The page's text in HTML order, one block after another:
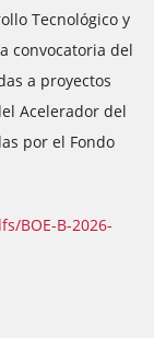
Tecnológico y
convocatoria del
a proyectos
Acelerador del
por el Fondo
BOE-B-2026-